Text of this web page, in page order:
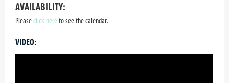
AVAILABILITY:
Pleaseclick hereto see the calendar.
VIDEO: